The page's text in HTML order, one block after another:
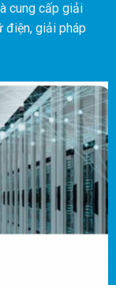
cung cấp giải
điện, giải pháp